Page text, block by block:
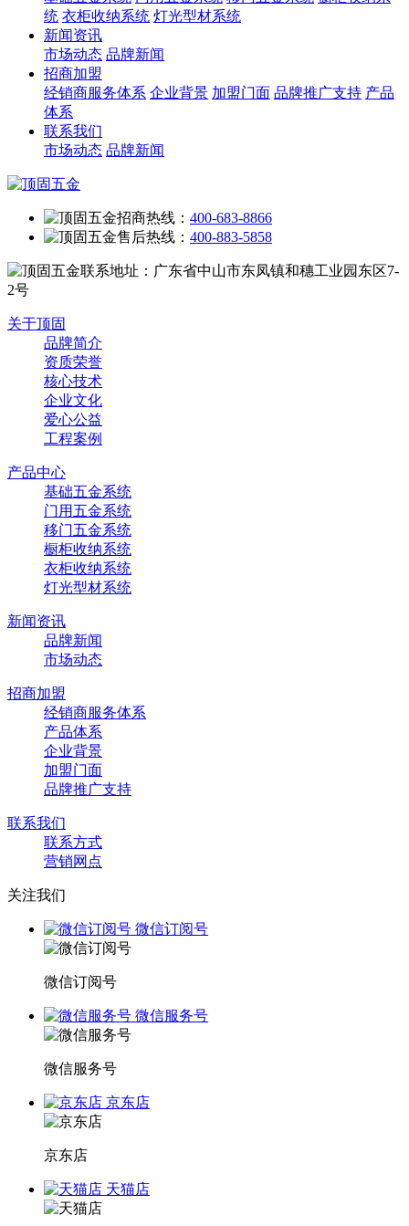
统 衣柜收纳系统 灯光型材系统
新闻资讯
市场动态 品牌新闻
招商加盟
经销商服务体系 企业背景 加盟门面 品牌推广支持 产品
体系
联系我们
市场动态 品牌新闻
招商热线： 400-683-8866
售后热线： 400-883-5858
联系地址：广东省中山市东凤镇和穗工业园东区7-
2号
关于顶固
品牌简介
资质荣誉
核心技术
企业文化
爱心公益
工程案例
产品中心
基础五金系统
门用五金系统
移门五金系统
橱柜收纳系统
衣柜收纳系统
灯光型材系统
新闻资讯
品牌新闻
市场动态
招商加盟
经销商服务体系
产品体系
企业背景
加盟门面
品牌推广支持
联系我们
联系方式
营销网点
关注我们
微信订阅号
微信订阅号
微信服务号
微信服务号
京东店
京东店
天猫店